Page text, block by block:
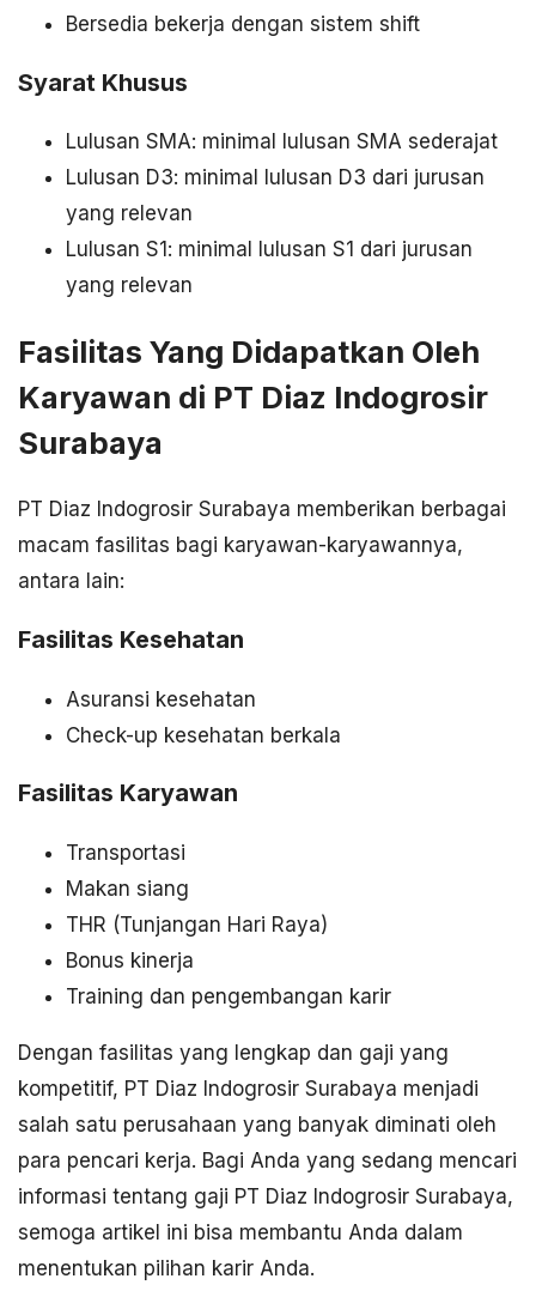
Bersedia bekerja dengan sistem shift
Syarat Khusus
Lulusan SMA: minimal lulusan SMA sederajat
Lulusan D3: minimal lulusan D3 dari jurusan
yang relevan
Lulusan S1: minimal lulusan S1 dari jurusan
yang relevan
Fasilitas Yang Didapatkan Oleh
Karyawan di PT Diaz Indogrosir
Surabaya
PT Diaz Indogrosir Surabaya memberikan berbagai
macam fasilitas bagi karyawan-karyawannya,
antara lain:
Fasilitas Kesehatan
Asuransi kesehatan
Check-up kesehatan berkala
Fasilitas Karyawan
Transportasi
Makan siang
THR (Tunjangan Hari Raya)
Bonus kinerja
Training dan pengembangan karir
Dengan fasilitas yang lengkap dan gaji yang
kompetitif, PT Diaz Indogrosir Surabaya menjadi
salah satu perusahaan yang banyak diminati oleh
para pencari kerja. Bagi Anda yang sedang mencari
informasi tentang gaji PT Diaz Indogrosir Surabaya,
semoga artikel ini bisa membantu Anda dalam
menentukan pilihan karir Anda.